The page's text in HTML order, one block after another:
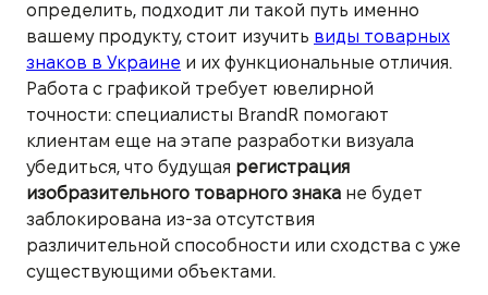
определить, подходит ли такой путь именно
вашему продукту, стоит изучить виды товарных
знаков в Украине и их функциональные отличия.
Работа с графикой требует ювелирной
точности: специалисты BrandR помогают
клиентам еще на этапе разработки визуала
убедиться, что будущая регистрация
изобразительного товарного знака не будет
заблокирована из-за отсутствия
различительной способности или сходства с уже
существующими объектами.